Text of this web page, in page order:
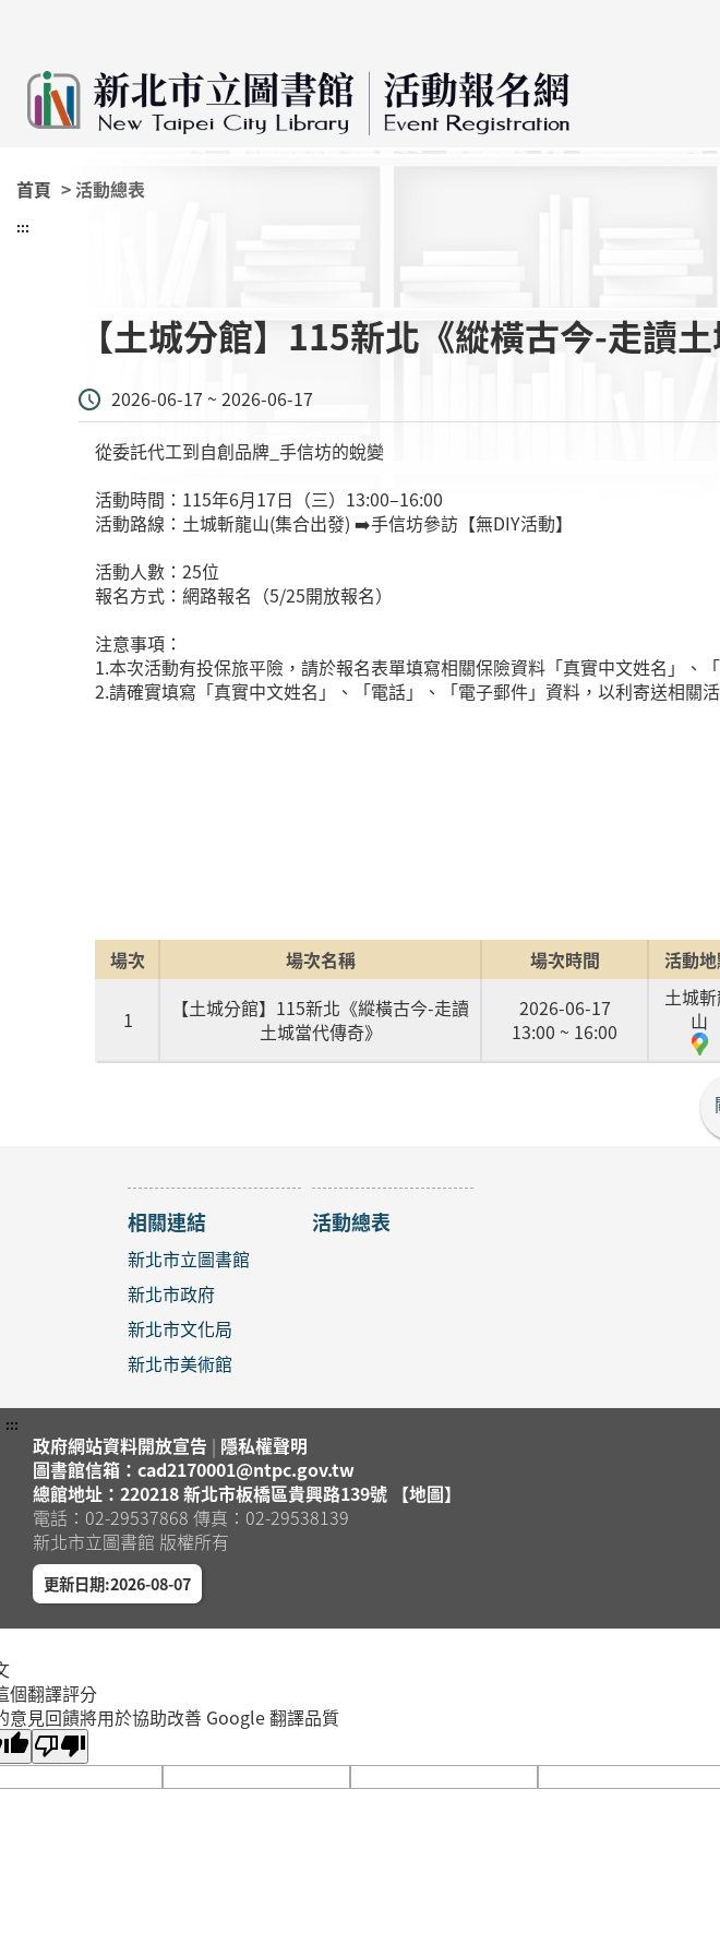
首頁 > 活動總表
:::
【土城分館】115新北《縱橫古今-走讀土
2026-06-17 ~ 2026-06-17
從委託代工到自創品牌_手信坊的蛻變
活動時間：115年6月17日（三）13:00–16:00
活動路線：土城斬龍山(集合出發) ➡️手信坊參訪【無DIY活動】
活動人數：25位
報名方式：網路報名（5/25開放報名）
注意事項：
1.本次活動有投保旅平險，請於報名表單填寫相關保險資料「真實中文姓名」、
2.請確實填寫「真實中文姓名」、「電話」、「電子郵件」資料，以利寄送相關
場次 場次名稱 場次時間 活動
1
【土城分館】115新北《縱橫古今-走讀
土城當代傳奇》
2026-06-17
13:00 ~ 16:00
土城
山
相關連結
新北市立圖書館
新北市政府
新北市文化局
新北市美術館
活動總表
:::
政府網站資料開放宣告 | 隱私權聲明
圖書館信箱：cad2170001@ntpc.gov.tw
總館地址：220218 新北市板橋區貴興路139號 【地圖】
電話：02-29537868 傳真：02-29538139
新北市立圖書館 版權所有
更新日期:2026-08-07
個翻譯評分
意見回饋將用於協助改善 Google 翻譯品質